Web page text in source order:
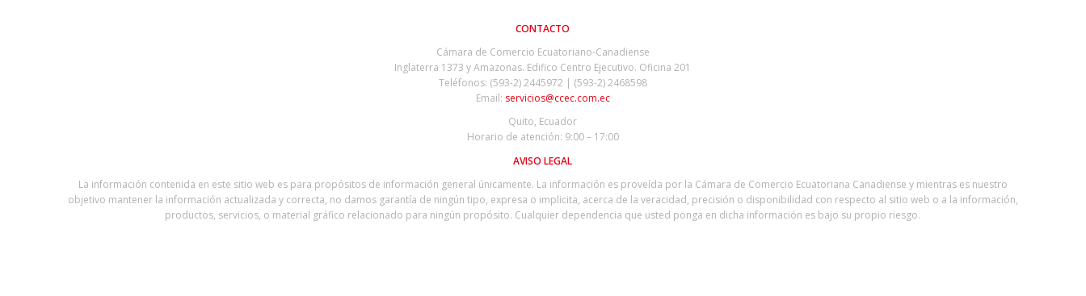
CONTACTO
Cámara de Comercio Ecuatoriano-Canadiense
Inglaterra 1373 y Amazonas. Edifico Centro Ejecutivo. Oficina 201
Teléfonos: (593-2) 2445972 | (593-2) 2468598
Email: servicios@ccec.com.ec
Quito, Ecuador
Horario de atención: 9:00 – 17:00
AVISO LEGAL
La información contenida en este sitio web es para propósitos de información general únicamente. La información es proveída por la Cámara de Comercio Ecuatoriana Canadiense y mientras es nuestro
objetivo mantener la información actualizada y correcta, no damos garantía de ningún tipo, expresa o implicita, acerca de la veracidad, precisión o disponibilidad con respecto al sitio web o a la información,
productos, servicios, o material gráfico relacionado para ningún propósito. Cualquier dependencia que usted ponga en dicha información es bajo su propio riesgo.